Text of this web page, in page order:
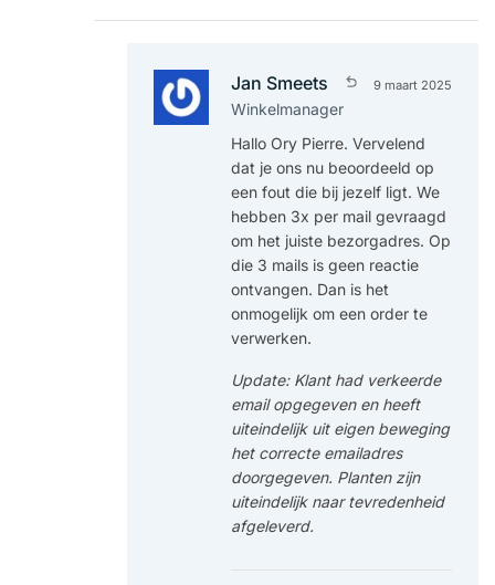
Jan Smeets
Winkelmanager
9 maart 2025
Hallo Ory Pierre. Vervelend
dat je ons nu beoordeeld op
een fout die bij jezelf ligt. We
hebben 3x per mail gevraagd
om het juiste bezorgadres. Op
die 3 mails is geen reactie
ontvangen. Dan is het
onmogelijk om een order te
verwerken.
Update: Klant had verkeerde
email opgegeven en heeft
uiteindelijk uit eigen beweging
het correcte emailadres
doorgegeven. Planten zijn
uiteindelijk naar tevredenheid
afgeleverd.